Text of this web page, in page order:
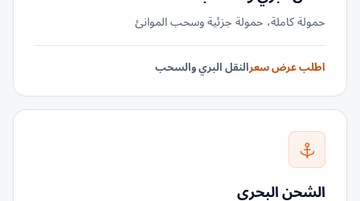
حمولة كاملة، حمولة جزئية وسحب الموانئ
اطلب عرض سعرالنقل البري والسحب
الشحن البحري